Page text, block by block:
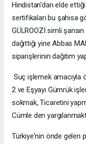
Hindistan'dan elde
sertifikaları bu şahısa
GÜLROOZİ simli
dağıttığı yine Abbas
siparişlerinin dağıtım
Suç işlemek
2 ve Eşyayı Gümrük
sokmak, Ticaretini
Cümle den
Türkiye'nin önde gelen